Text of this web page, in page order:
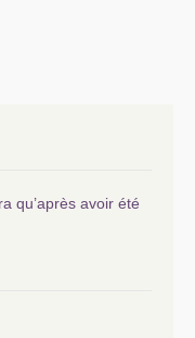
qu’après avoir été